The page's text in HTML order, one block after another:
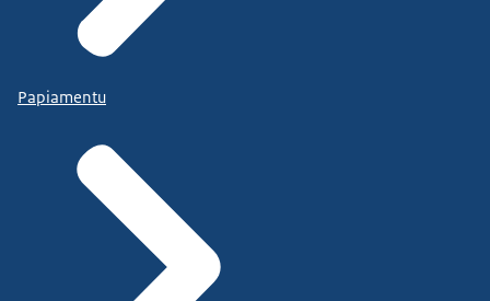
Papiamentu